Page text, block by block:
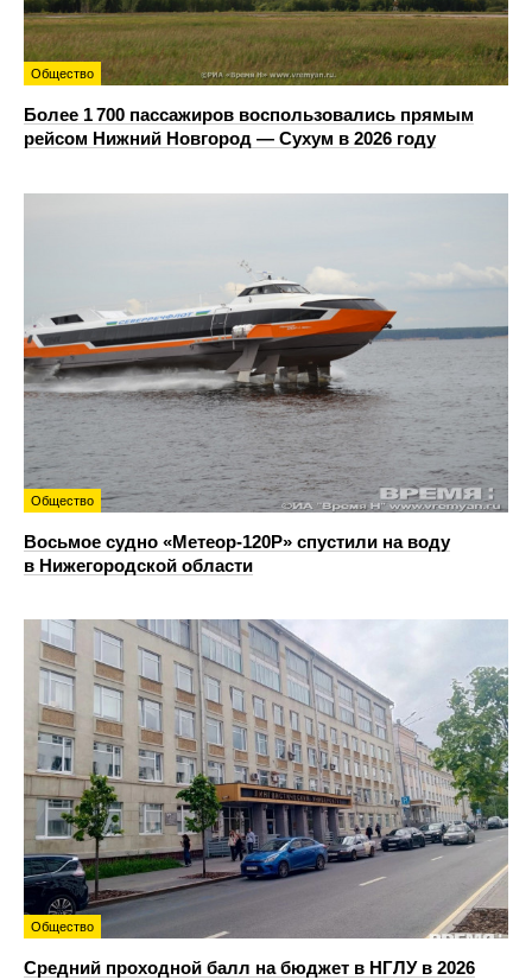
Общество
Более 1 700 пассажиров воспользовались прямым
рейсом Нижний Новгород — Сухум в 2026 году
Общество
Восьмое судно «Метеор-120Р» спустили на воду
в Нижегородской области
Общество
Средний проходной балл на бюджет в НГЛУ в 2026